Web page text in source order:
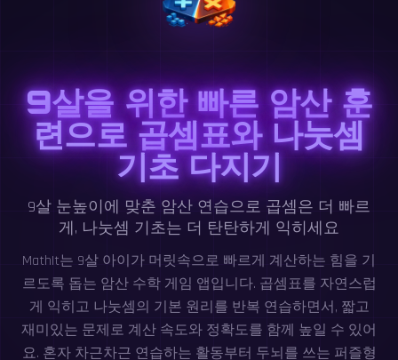
9살을 위한 빠른 암산 훈
련으로 곱셈표와 나눗셈
기초 다지기
9살 눈높이에 맞춘 암산 연습으로 곱셈은 더 빠르
게, 나눗셈 기초는 더 탄탄하게 익히세요
MathIt는 9살 아이가 머릿속으로 빠르게 계산하는 힘을 기
르도록 돕는 암산 수학 게임 앱입니다. 곱셈표를 자연스럽
게 익히고 나눗셈의 기본 원리를 반복 연습하면서, 짧고
재미있는 문제로 계산 속도와 정확도를 함께 높일 수 있어
요. 혼자 차근차근 연습하는 활동부터 두뇌를 쓰는 퍼즐형